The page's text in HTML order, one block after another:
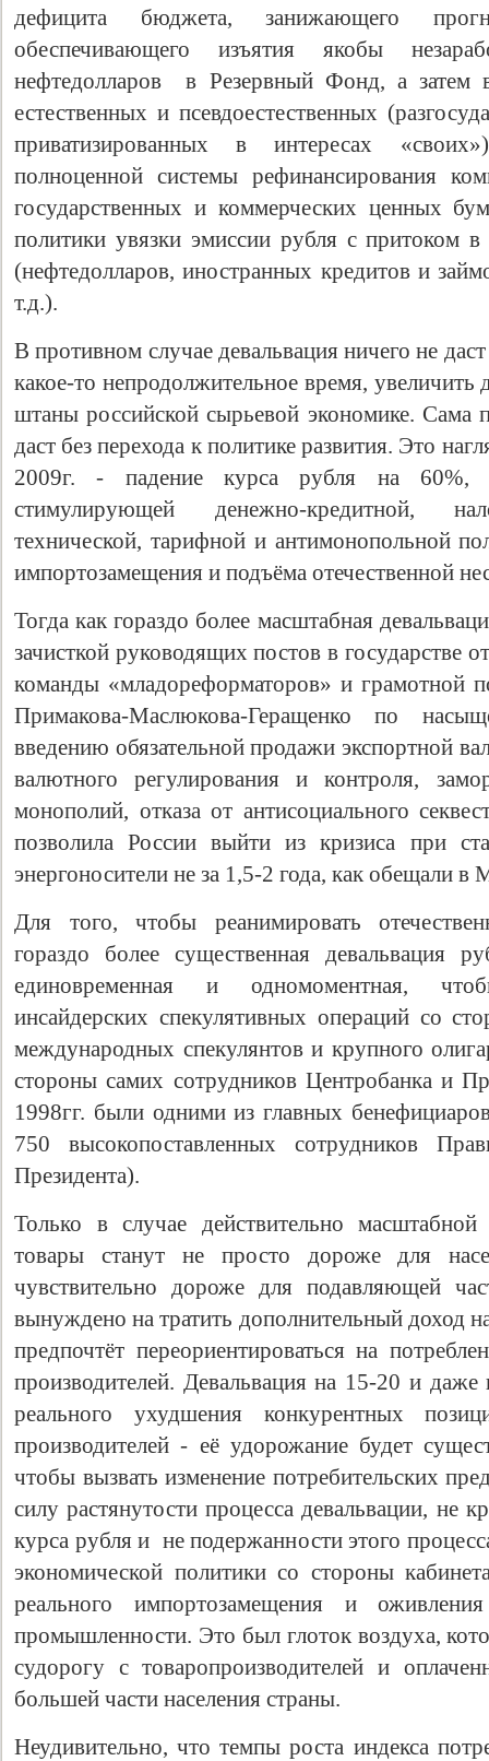
дефицита бюджета, занижающего
обеспечивающего изъятия якобы
нефтедолларов в Резервный Фонд, а затем
естественных и псевдоестественных
приватизированных в интересах
полноценной системы рефинансирования
государственных и коммерческих ценных
политики увязки эмиссии рубля с притоком
(нефтедолларов, иностранных кредитов и
т.д.).
В противном случае девальвация ничего не
какое-то непродолжительное время,
штаны российской сырьевой экономике. Сама
даст без перехода к политике развития. Это
2009г. - падение курса рубля на 60%,
стимулирующей денежно-кредитной,
технической, тарифной и антимонопольной
импортозамещения и подъёма отечественной
Тогда как гораздо более масштабная
зачисткой руководящих постов в государстве
команды «младореформаторов» и грамотной
Примакова-Маслюкова-Геращенко по
введению обязательной продажи экспортной
валютного регулирования и контроля,
монополий, отказа от антисоциального
позволила России выйти из кризиса при
энергоносители не за 1,5-2 года, как обещали
Для того, чтобы реанимировать
гораздо более существенная
единовременная и одномоментная,
инсайдерских спекулятивных операций со
международных спекулянтов и крупного
стороны самих сотрудников Центробанка и
1998гг. были одними из главных
750 высокопоставленных сотрудников
Президента).
Только в случае действительно
товары станут не просто дороже для
чувствительно дороже для подавляющей
вынуждено на тратить дополнительный доход
предпочтёт переориентироваться на
производителей. Девальвация на 15-20 и
реального ухудшения конкурентных
производителей - её удорожание будет
чтобы вызвать изменение потребительских
силу растянутости процесса девальвации, не
курса рубля и не подержанности этого
экономической политики со стороны
реального импортозамещения и
промышленности. Это был глоток воздуха,
судорогу с товаропроизводителей и
большей части населения страны.
Неудивительно, что темпы роста индекса